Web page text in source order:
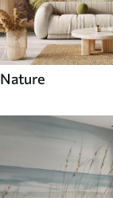
Nature